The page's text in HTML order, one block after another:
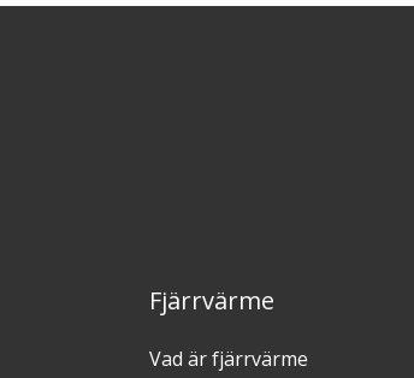
Fjärrvärme
Vad är fjärrvärme